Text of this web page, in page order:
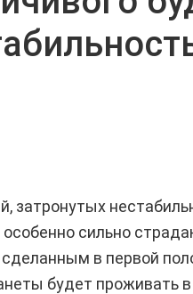
затронутых
сильно
в первой
будет проживать